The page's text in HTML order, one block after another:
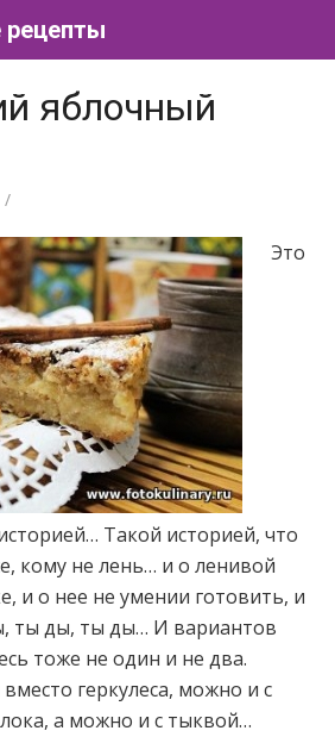
рецепты
яблочный
/
Это
Такой историей, что
кому не лень… и о ленивой
и о нее не умении готовить, и
ты ды, ты ды… И вариантов
тоже не один и не два.
геркулеса, можно и с
а можно и с тыквой…